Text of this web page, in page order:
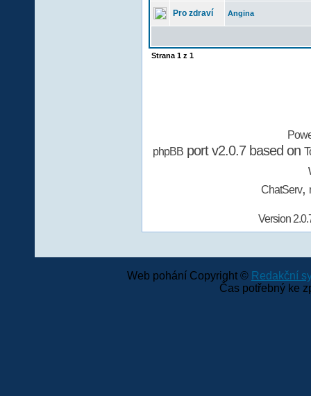
Pro zdraví Angina
Strana 1z 1
phpBBport v2.0.7 based on
ChatServ,
Version
Web pohání Copyright © Redakční
Čas potřebný ke